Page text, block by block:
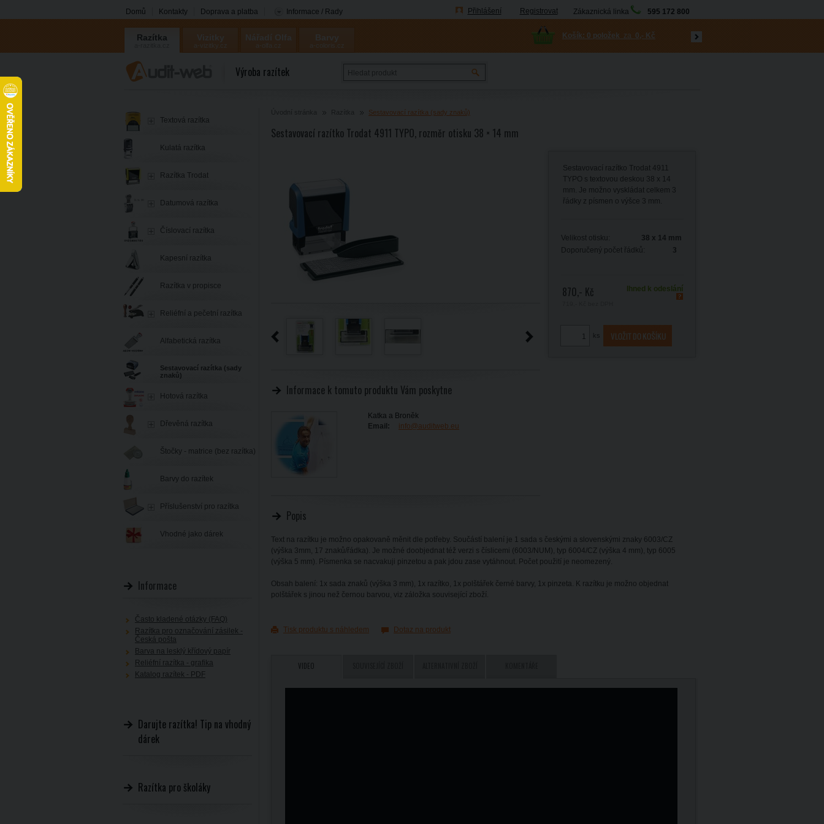
Domů Kontakty Doprava a platba Informace / Rady Přihlášení Registrovat Zákaznická linka 595 172 800
Razítka
Coloris
Košík: 0 položek za 0,- Kč
Výroba razítek
Sestavovací razítka (sady znaků)
Sestavovací razítko Trodat 4911 TYPO, rozměr otisku 38 × 14 mm
Informace k tomuto produktu Vám poskytne
Katka a Broněk
info@auditweb.eu
Email:
Sestavovací razítko Trodat 4911
TYPO s textovou deskou 38 x 14
mm. Je možno vyskládat celkem 3
řádky z písmen o výšce 3 mm.
Velikost otisku:
38 x 14 mm
Doporučený počet řádků:
3
870,- Kč Ihned k odeslání
ks
Popis
Text na razítku je možno opakovaně měnit dle potřeby. Součástí balení je 1 sada s českými a slovenskými znaky 6003/CZ
(výška 3mm, 17 znaků/řádka). Je možné doobjednat též verzi s číslicemi (6003/NUM), typ 6004/CZ (výška 4 mm), typ 6005
(výška 5 mm). Písmenka se nacvakuji pinzetou a pak jdou zase vytáhnout. Počet použití je neomezený.
Obsah balení: 1x sada znaků (výška 3 mm), 1x razítko, 1x polštářek černé barvy, 1x pinzeta. K razítku je možno objednat
polštářek s jinou než černou barvou, viz záložka související zboží.
Tisk produktu s náhledem Dotaz na produkt
VIDEO
Textová razítka
Kulatá razítka
Razítka Trodat
Datumová razítka
Číslovací razítka
Kapesní razítka
Razítka v propisce
Reliéfní a pečetní razítka
Alfabetická razítka
Sestavovací razítka (sady
znaků)
Hotová razítka
Dřevěná razítka
Štočky - matrice (bez razítka)
Barvy do razítek
Příslušenství pro razítka
Vhodné jako dárek
Informace
Často kladené otázky (FAQ)
Razítka pro označování zásilek -
Česká pošta
Barva na lesklý křídový papír
Reliéfní razítka - grafika
Katalog razítek - PDF
Darujte razítka! Tip na vhodný
dárek
Razítka pro školáky